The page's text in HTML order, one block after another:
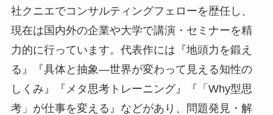
社クニエでコンサルティングフェローを歴任し、
現在は国内外の企業や大学で講演・セミナーを精
力的に行っています。代表作には『地頭力を鍛え
る』『具体と抽象―世界が変わって見える知性の
しくみ』『メタ思考トレーニング』『「Why型思
考」が仕事を変える』などがあり、問題発見・解